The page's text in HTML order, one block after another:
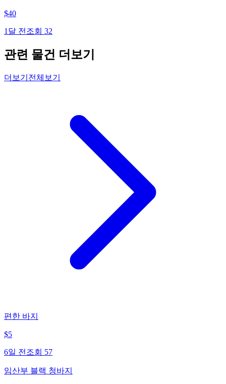
$40
1달 전 조회 32
관련 물건 더보기
더보기 전체보기
편한 바지
$5
6일 전 조회 57
임산부 블랙 청바지